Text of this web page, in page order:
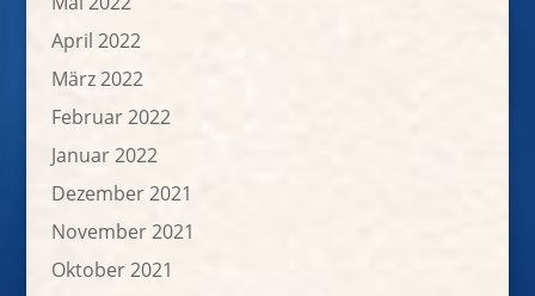
April 2022
März 2022
Februar 2022
Januar 2022
Dezember 2021
November 2021
Oktober 2021